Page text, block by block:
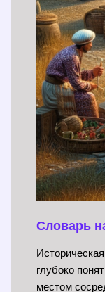
Словарь
глубоко
местом